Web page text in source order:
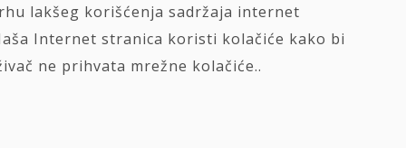
lakšeg korišćenja sadržaja internet
Internet stranica koristi kolačiće kako bi
ne prihvata mrežne kolačiće..